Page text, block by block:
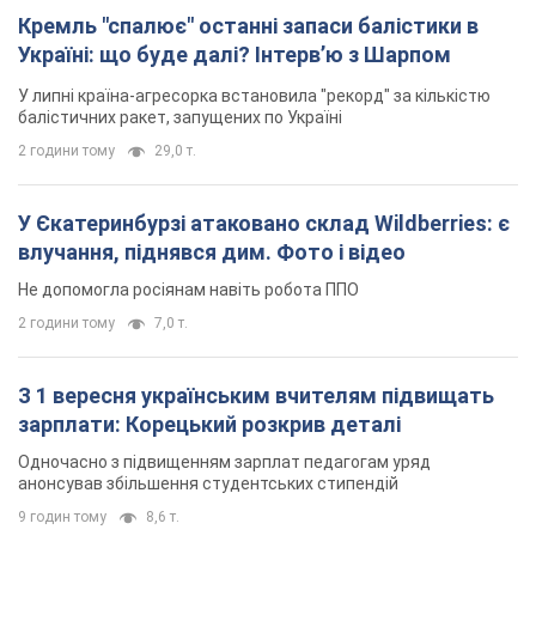
влучання, піднявся дим. Фото і відео
Не допомогла росіянам навіть робота ППО
2 години тому
З 1 вересня українським вчителям підвищать
зарплати: Корецький розкрив деталі
Одночасно з підвищенням зарплат педагогам уряд
анонсував збільшення студентських стипендій
9 годин тому 8,6 т.